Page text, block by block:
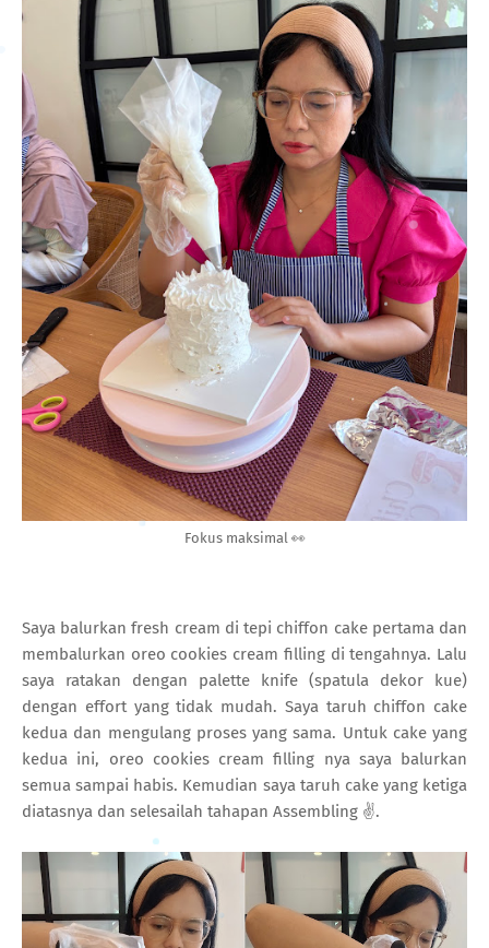
Fokus maksimal 👀
Saya balurkan fresh cream di tepi chiffon cake pertama dan
membalurkan oreo cookies cream filling di tengahnya. Lalu
saya ratakan dengan palette knife (spatula dekor kue)
dengan effort yang tidak mudah. Saya taruh chiffon cake
kedua dan mengulang proses yang sama. Untuk cake yang
kedua ini, oreo cookies cream filling nya saya balurkan
semua sampai habis. Kemudian saya taruh cake yang ketiga
diatasnya dan selesailah tahapan Assembling ✌.